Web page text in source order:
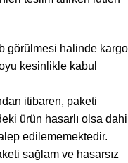
görülmesi halinde kargo
kesinlikle kabul
itibaren, paketi
ürün hasarlı olsa dahi
edilememektedir.
sağlam ve hasarsız